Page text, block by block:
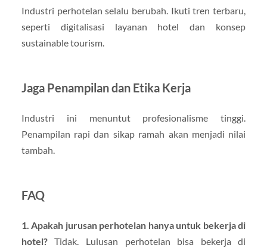
Industri perhotelan selalu berubah. Ikuti tren terbaru,
seperti digitalisasi layanan hotel dan konsep
sustainable tourism.
Jaga Penampilan dan Etika Kerja
Industri ini menuntut profesionalisme tinggi.
Penampilan rapi dan sikap ramah akan menjadi nilai
tambah.
FAQ
1. Apakah jurusan perhotelan hanya untuk bekerja di
hotel?Tidak. Lulusan perhotelan bisa bekerja di